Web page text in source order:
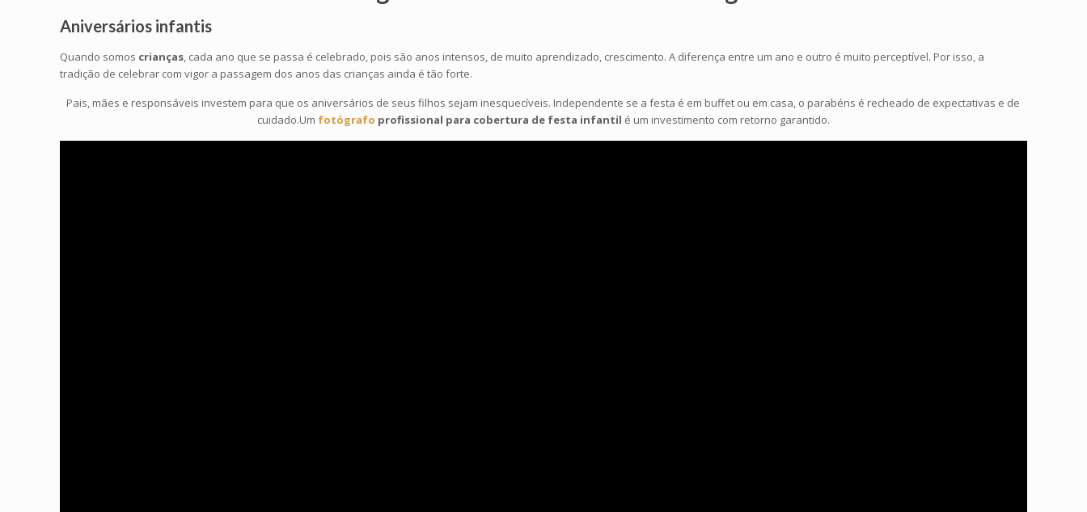
Aniversários infantis
Quando somos crianças, cada ano que se passa é celebrado, pois são anos intensos, de muito aprendizado, crescimento. A diferença entre um ano e outro é muito perceptível. Por isso, a
tradição de celebrar com vigor a passagem dos anos das crianças ainda é tão forte.
Pais, mães e responsáveis investem para que os aniversários de seus filhos sejam inesquecíveis. Independente se a festa é em buffet ou em casa, o parabéns é recheado de expectativas e de
cuidado.Um fotógrafo profissional para cobertura de festa infantil é um investimento com retorno garantido.